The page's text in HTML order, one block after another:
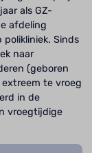
als GZ-
afdeling
Sinds
naar
(geboren
te vroeg
in de
vroegtijdige